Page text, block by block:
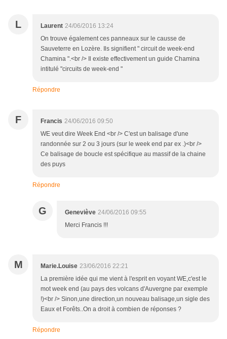
L Laurent 24/06/2016 13:24
On trouve également ces panneaux sur le causse de
Sauveterre en Lozère. Ils signifient " circuit de week-end
Chamina ".<br /> Il existe effectivement un guide Chamina
intitulé "circuits de week-end "
Répondre
F Francis 24/06/2016 09:50
WE veut dire Week End <br /> C'est un balisage d'une
randonnée sur 2 ou 3 jours (sur le week end par ex .)<br />
Ce balisage de boucle est spécifique au massif de la chaine
des puys
Répondre
G Geneviève 24/06/2016 09:55
Merci Francis !!!
M Marie.Louise 23/06/2016 22:21
La première idée qui me vient à l'esprit en voyant WE,c'est le
mot week end (au pays des volcans d'Auvergne par exemple
!)<br /> Sinon,une direction,un nouveau balisage,un sigle des
Eaux et Forêts..On a droit à combien de réponses ?
Répondre